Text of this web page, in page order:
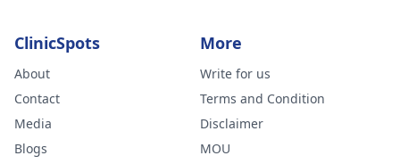
ClinicSpots
About
Contact
Media
Blogs
More
Write for us
Terms and Condition
Disclaimer
MOU